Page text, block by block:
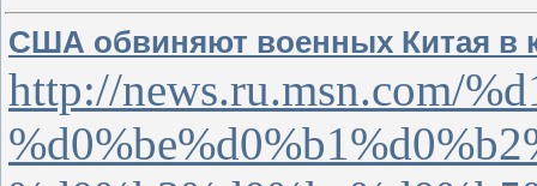
США обвиняют военных Китая в
http://news.ru.msn.com/